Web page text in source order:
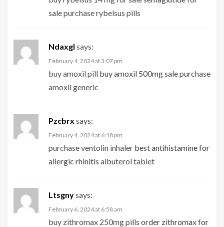
salepurchase rybelsus pills
Ndaxgl says:
February 4, 2024 at 3:07 pm
buy amoxil pill buy amoxil 500mg salepurchase
amoxil generic
Pzcbrx says:
February 4, 2024 at 6:18 pm
purchase ventolin inhaler best antihistamine for
allergic rhinitis albuterol tablet
Ltsgnysays:
February 6, 2024 at 6:58 am
buy zithromax 250mg pills order zithromax for